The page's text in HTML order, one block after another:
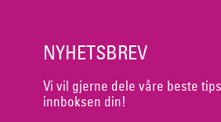
NYHETSBREV
Vi vil gjerne dele våre beste
innboksen din!